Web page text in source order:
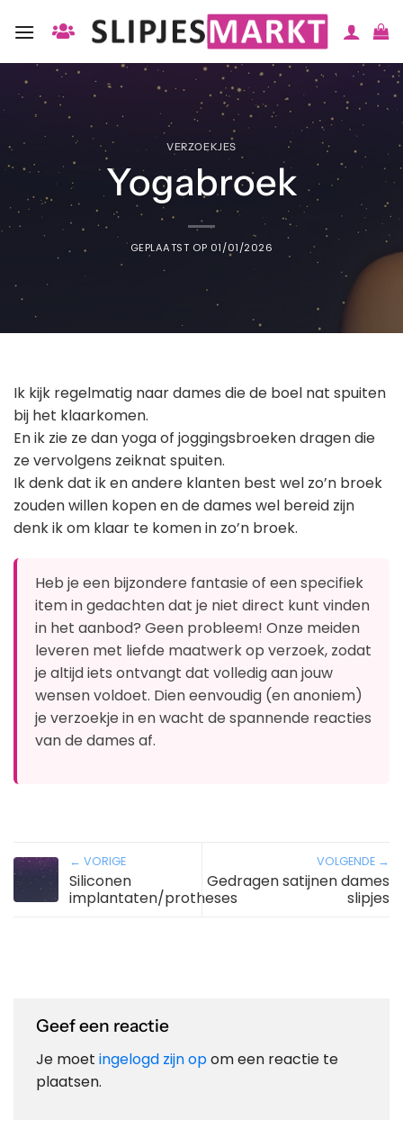
naar
VERZOEKJES
Yogabroek
GEPLAATST OP 01/01/2026
Ik kijk regelmatig naar dames die de boel nat spuiten
bij het klaarkomen.
En ik zie ze dan yoga of joggingsbroeken dragen die
ze vervolgens zeiknat spuiten.
Ik denk dat ik en andere klanten best wel zo’n broek
zouden willen kopen en de dames wel bereid zijn
denk ik om klaar te komen in zo’n broek.
Heb je een bijzondere fantasie of een specifiek
item in gedachten dat je niet direct kunt vinden
in het aanbod? Geen probleem! Onze meiden
leveren met liefde maatwerk op verzoek, zodat
je altijd iets ontvangt dat volledig aan jouw
wensen voldoet. Dien eenvoudig (en anoniem)
je verzoekje in en wacht de spannende reacties
van de dames af.
← VORIGE
Siliconen
implantaten/protheses
VOLGENDE →
Gedragen satijnen dames
slipjes
Geef een reactie
Je moet ingelogd zijn opom een reactie te
plaatsen.